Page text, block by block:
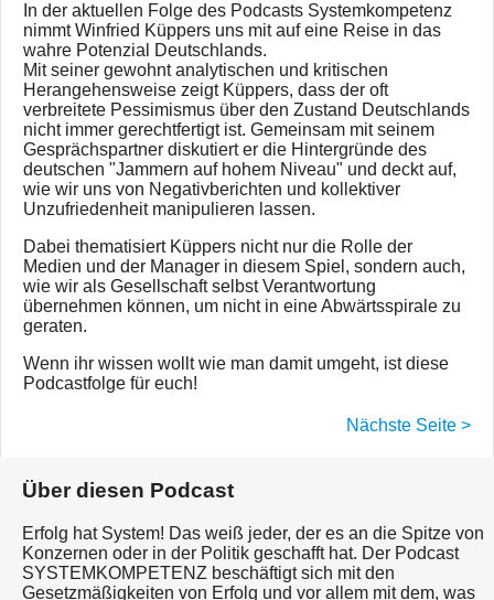
In der aktuellen Folge des Podcasts Systemkompetenz
nimmt Winfried Küppers uns mit auf eine Reise in das
wahre Potenzial Deutschlands.
Mit seiner gewohnt analytischen und kritischen
Herangehensweise zeigt Küppers, dass der oft
verbreitete Pessimismus über den Zustand Deutschlands
nicht immer gerechtfertigt ist. Gemeinsam mit seinem
Gesprächspartner diskutiert er die Hintergründe des
deutschen "Jammern auf hohem Niveau" und deckt auf,
wie wir uns von Negativberichten und kollektiver
Unzufriedenheit manipulieren lassen.
Dabei thematisiert Küppers nicht nur die Rolle der
Medien und der Manager in diesem Spiel, sondern auch,
wie wir als Gesellschaft selbst Verantwortung
übernehmen können, um nicht in eine Abwärtsspirale zu
geraten.
Wenn ihr wissen wollt wie man damit umgeht, ist diese
Podcastfolge für euch!
Nächste Seite >
Über diesen Podcast
Erfolg hat System! Das weiß jeder, der es an die Spitze von
Konzernen oder in der Politik geschafft hat. Der Podcast
SYSTEMKOMPETENZ beschäftigt sich mit den
Gesetzmäßigkeiten von Erfolg und vor allem mit dem, was